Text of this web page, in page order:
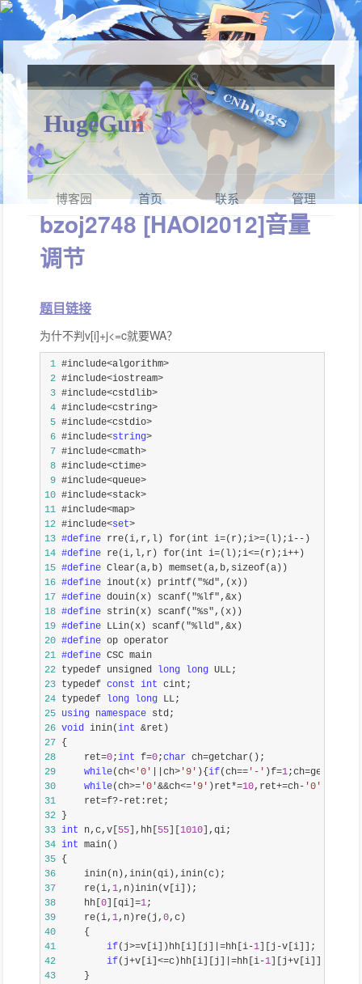
HugeGun
博客园 首页 联系 管理
bzoj2748 [HAOI2012]音量
调节
题目链接
为什不判v[i]+j<=c就要WA？
1
#include<algorithm>
2
#include<iostream>
3
#include<cstdlib>
4
#include<cstring>
5
#include<cstdio>
6 #include<string >
7
#include<cmath>
8
#include<ctime>
9
#include<queue>
10
#include<stack>
11
#include<map>
12 #include<set >
13 #define
14 #define
15 #define
16 #define
17 #define
18 #define
19 #define
20 #define
21 #define
CSC main
22 typedef unsigned long long
23 typedef const int
24 typedef long long
25
using namespace
26 void inin(int &
27
28
     ret=
0;int f=0;char ch=
29
while(ch<'0' ||ch>'9' ){ if(ch==' - ' )f=1;ch=
30
while(ch>='0'&&ch<='9' )ret*=10,ret+=ch- '0'
31
     ret=f?-
32
33 int n,c,v[ 55],hh[ 55][ 1010
34 int
35
36
37
     re(i,
1
38
     hh[
0][qi]=1
39
     re(i,
1,n)re(j, 0
40
41
if(j>=v[i])hh[i][j]|=hh[i-1][j-
42
if(j+v[i]<=c)hh[i][j]|=hh[i-1][j+
43